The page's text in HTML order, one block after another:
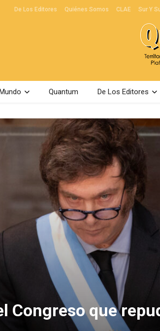
De Los Editores Quiénes Somos CLAE Sur Y
Quantum De Los Editores
Congreso que